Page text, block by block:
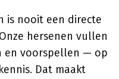
is nooit een directe
hersenen vullen
en voorspellen — op
Dat maakt